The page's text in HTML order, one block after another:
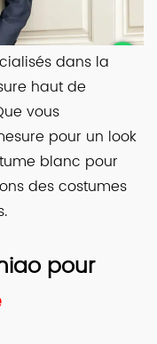
dans la
haut de
vous
pour un look
blanc pour
des costumes
pour